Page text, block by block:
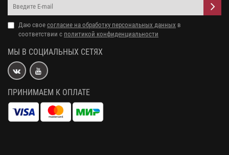
Даю свое согласие на обработку персональных данных в
соответствии с политикой конфиденциальности
МЫ В СОЦИАЛЬНЫХ СЕТЯХ
ПРИНИМАЕМ К ОПЛАТЕ